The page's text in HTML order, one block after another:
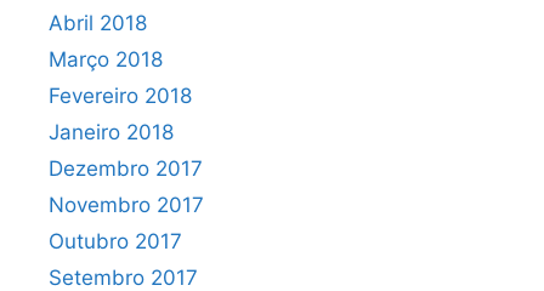
Abril 2018
Março 2018
Fevereiro 2018
Janeiro 2018
Dezembro 2017
Novembro 2017
Outubro 2017
Setembro 2017